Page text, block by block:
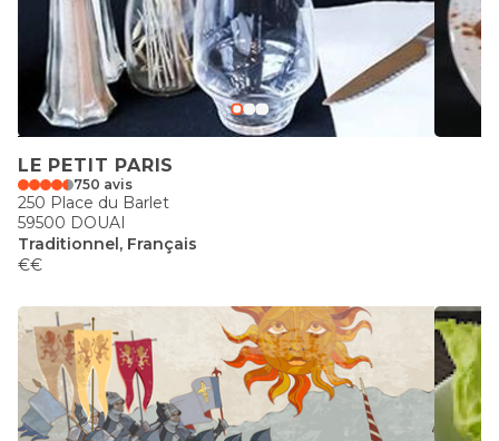
LE PETIT PARIS
750 avis
250 Place du Barlet
59500 DOUAI
Traditionnel, Français
€€